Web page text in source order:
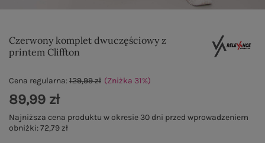
Czerwony komplet dwuczęściowy z
printem Cliffton
Cena regularna:129,99 zł (Zniżka 31%)
89,99 zł
Najniższa cena produktu w okresie 30 dni przed wprowadzeniem
obniżki:72,79 zł